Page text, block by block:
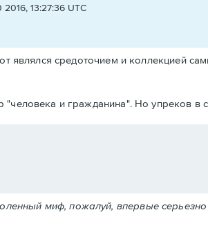
13:27:36 UTC
являлся средоточием и коллекцией
и гражданина". Но упреков в
миф, пожалуй, впервые